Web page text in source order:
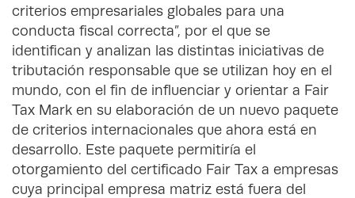
criterios empresariales globales para una
conducta fiscal correcta”, por el que se
identifican y analizan las distintas iniciativas de
tributación responsable que se utilizan hoy en el
mundo, con el fin de influenciar y orientar a Fair
Tax Mark en su elaboración de un nuevo paquete
de criterios internacionales que ahora está en
desarrollo. Este paquete permitiría el
otorgamiento del certificado Fair Tax a empresas
cuya principal empresa matriz está fuera del